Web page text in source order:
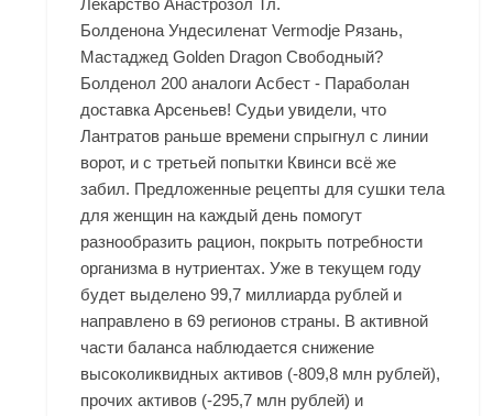
Лекарство Анастрозол Тл.
Болденона Ундесиленат Vermodje Рязань,
Мастаджед Golden Dragon Свободный?
Болденол 200 аналоги Асбест - Параболан
доставка Арсеньев! Судьи увидели, что
Лантратов раньше времени спрыгнул с линии
ворот, и с третьей попытки Квинси всё же
забил. Предложенные рецепты для сушки тела
для женщин на каждый день помогут
разнообразить рацион, покрыть потребности
организма в нутриентах. Уже в текущем году
будет выделено 99,7 миллиарда рублей и
направлено в 69 регионов страны. В активной
части баланса наблюдается снижение
высоколиквидных активов (-809,8 млн рублей),
прочих активов (-295,7 млн рублей) и